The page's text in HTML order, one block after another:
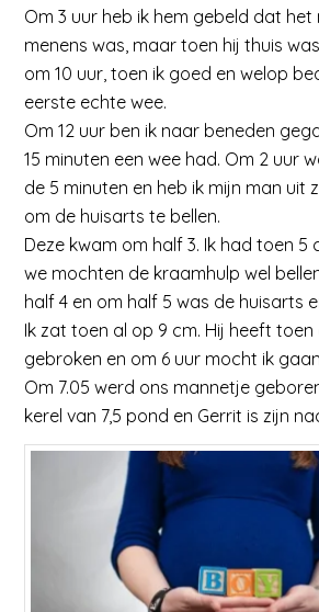
Om 3 uur heb ik hem gebeld dat
menens was, maar toen hij thuis
om 10 uur, toen ik goed en welop
eerste echte wee.
Om 12 uur ben ik naar beneden
15 minuten een wee had. Om 2 uur
de 5 minuten en heb ik mijn man uit
om de huisarts te bellen.
Deze kwam om half 3. Ik had toen 5
we mochten de kraamhulp wel
half 4 en om half 5 was de huisarts
Ik zat toen al op 9 cm. Hij heeft toen
gebroken en om 6 uur mocht ik
Om 7.05 werd ons mannetje
kerel van 7,5 pond en Gerrit is zijn